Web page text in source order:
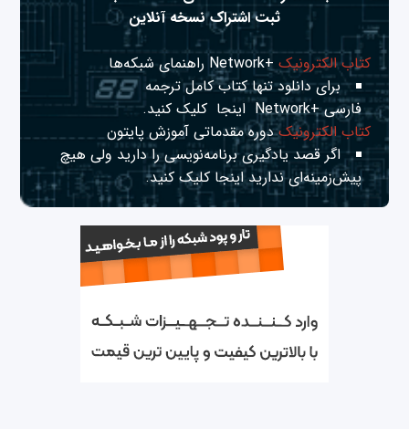
ثبت اشتراک نسخه آنلاین
کتاب الکترونیک+Network راهنمای شبکه‌ها
برای دانلود تنها کتاب کامل ترجمه
فارسی +Network
اینجا کلیک کنید.
کتاب الکترونیکدوره مقدماتی آموزش پایتون
اگر قصد یادگیری برنامه‌نویسی را دارید ولی هیچ
پیش‌زمینه‌ای نداریداینجا کلیک کنید.